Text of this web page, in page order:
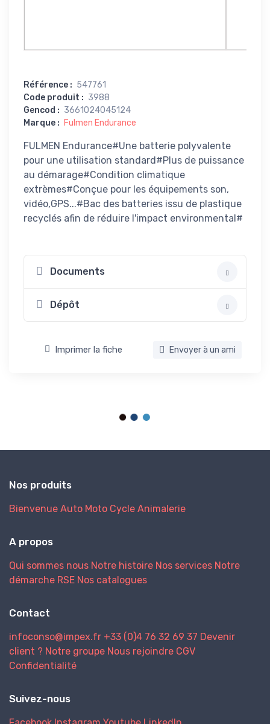
Référence : 547761
Code produit : 3988
Gencod : 3661024045124
Marque : Fulmen Endurance
FULMEN Endurance#Une batterie polyvalente
pour une utilisation standard#Plus de puissance
au démarage#Condition climatique
extrèmes#Conçue pour les équipements son,
vidéo,GPS...#Bac des batteries issu de plastique
recyclés afin de réduire l'impact environmental#
Documents
Dépôt
Imprimer la fiche Envoyer à un ami
Nos produits
Bienvenue Auto Moto Cycle Animalerie
A propos
Qui sommes nous Notre histoire Nos services Notre
démarche RSE Nos catalogues
Contact
infoconso@impex.fr +33 (0)4 76 32 69 37 Devenir
client ? Notre groupe Nous rejoindre CGV
Confidentialité
Suivez-nous